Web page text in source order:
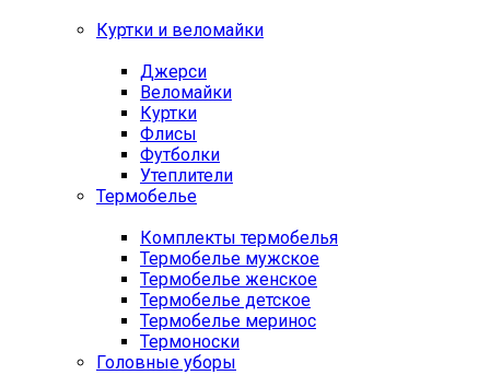
Куртки и веломайки
Джерси
Веломайки
Куртки
Флисы
Футболки
Утеплители
Термобелье
Комплекты термобелья
Термобелье мужское
Термобелье женское
Термобелье детское
Термобелье меринос
Термоноски
Головные уборы